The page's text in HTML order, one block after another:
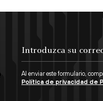
Al enviar este formulario,
Política de privacidad de